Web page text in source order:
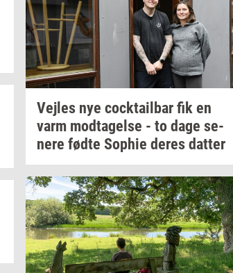
Vej­les nye co­ck­tail­bar fik en
varm mod­ta­gel­se - to dage se­
ne­re fødte Sop­hie deres dat­ter